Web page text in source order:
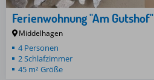
Ferienwohnung "Am Gutshof"
Middelhagen
4 Personen
2 Schlafzimmer
45 m² Größe